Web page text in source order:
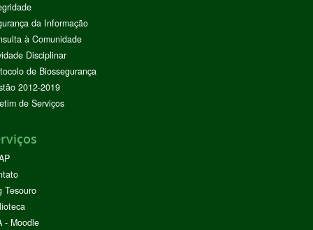
da Informação
à Comunidade
Disciplinar
de Biossegurança
2012-2019
de Serviços
Tesouro
- Moodle